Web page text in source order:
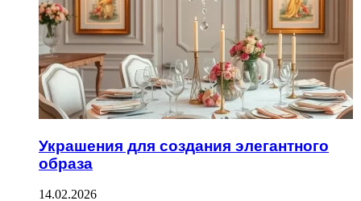
Украшения для создания элегантного
образа
14.02.2026